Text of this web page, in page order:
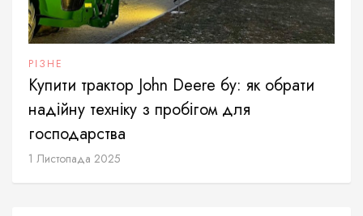
РІЗНЕ
Купити трактор John Deere бу: як обрати
надійну техніку з пробігом для
господарства
1 Листопада 2025